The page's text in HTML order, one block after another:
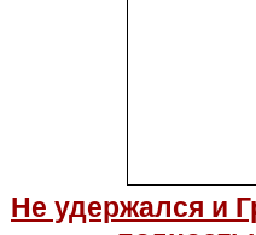
Не удержался и